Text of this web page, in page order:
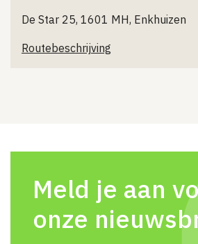
De Star 25, 1601 MH, Enkhuizen
Routebeschrijving
Meld je aan
onze